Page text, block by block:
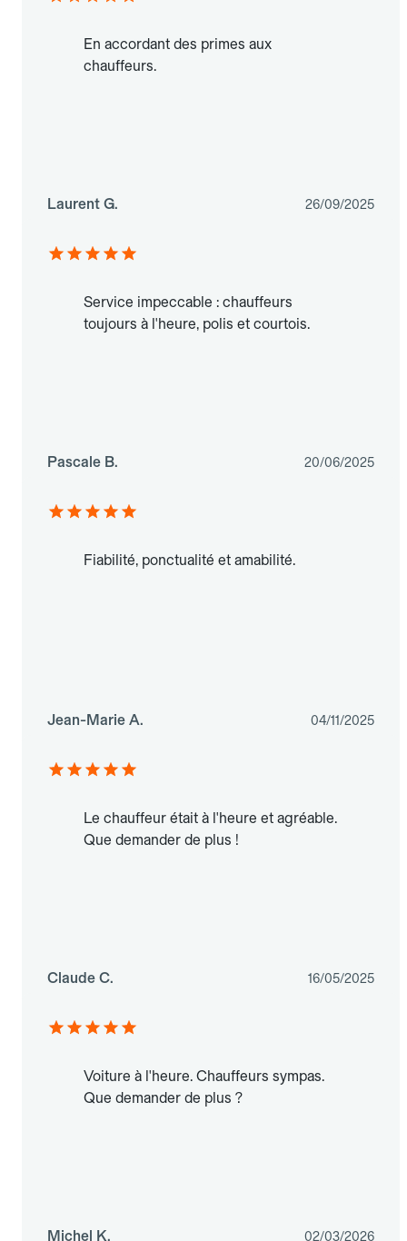
En accordant des primes aux
chauffeurs.
Laurent G. 26/09/2025
Service impeccable : chauffeurs
toujours à l'heure, polis et courtois.
Pascale B. 20/06/2025
Fiabilité, ponctualité et amabilité.
Jean-Marie A. 04/11/2025
Le chauffeur était à l'heure et agréable.
Que demander de plus !
Claude C. 16/05/2025
Voiture à l'heure. Chauffeurs sympas.
Que demander de plus ?
Michel K. 02/03/2026